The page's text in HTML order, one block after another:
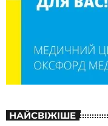
НАЙСВІЖІШЕ